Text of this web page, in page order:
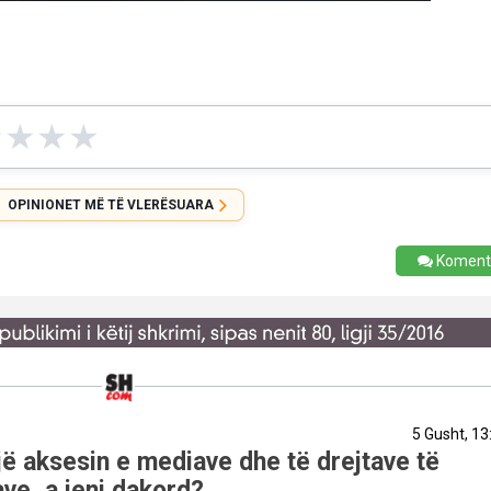
★★★
OPINIONET MË TË VLERËSUARA
5 Gusht,
aksesin e mediave dhe të drejtave të